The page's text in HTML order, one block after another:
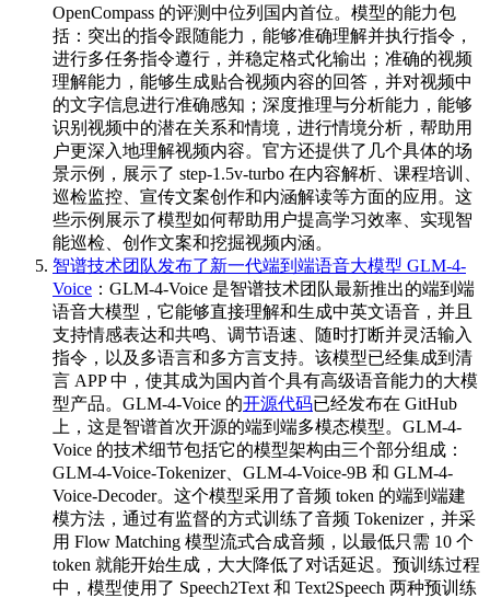
OpenCompass 的评测中位列国内首位。模型的能力包
括：突出的指令跟随能力，能够准确理解并执行指令，
进行多任务指令遵行，并稳定格式化输出；准确的视频
理解能力，能够生成贴合视频内容的回答，并对视频中
的文字信息进行准确感知；深度推理与分析能力，能够
识别视频中的潜在关系和情境，进行情境分析，帮助用
户更深入地理解视频内容。官方还提供了几个具体的场
景示例，展示了 step-1.5v-turbo 在内容解析、课程培训、
巡检监控、宣传文案创作和内涵解读等方面的应用。这
些示例展示了模型如何帮助用户提高学习效率、实现智
能巡检、创作文案和挖掘视频内涵。
智谱技术团队发布了新一代端到端语音大模型 GLM-4-
Voice ：GLM-4-Voice 是智谱技术团队最新推出的端到端
语音大模型，它能够直接理解和生成中英文语音，并且
支持情感表达和共鸣、调节语速、随时打断并灵活输入
指令，以及多语言和多方言支持。该模型已经集成到清
言 APP 中，使其成为国内首个具有高级语音能力的大模
型产品。GLM-4-Voice 的开源代码已经发布在 GitHub
上，这是智谱首次开源的端到端多模态模型。GLM-4-
Voice 的技术细节包括它的模型架构由三个部分组成：
GLM-4-Voice-Tokenizer、GLM-4-Voice-9B 和 GLM-4-
Voice-Decoder。这个模型采用了音频 token 的端到端建
模方法，通过有监督的方式训练了音频 Tokenizer，并采
用 Flow Matching 模型流式合成音频，以最低只需 10 个
token 就能开始生成，大大降低了对话延迟。预训练过程
中，模型使用了 Speech2Text 和 Text2Speech 两种预训练